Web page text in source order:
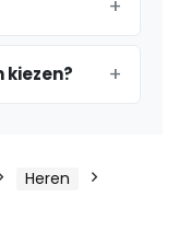
kiezen?
Heren